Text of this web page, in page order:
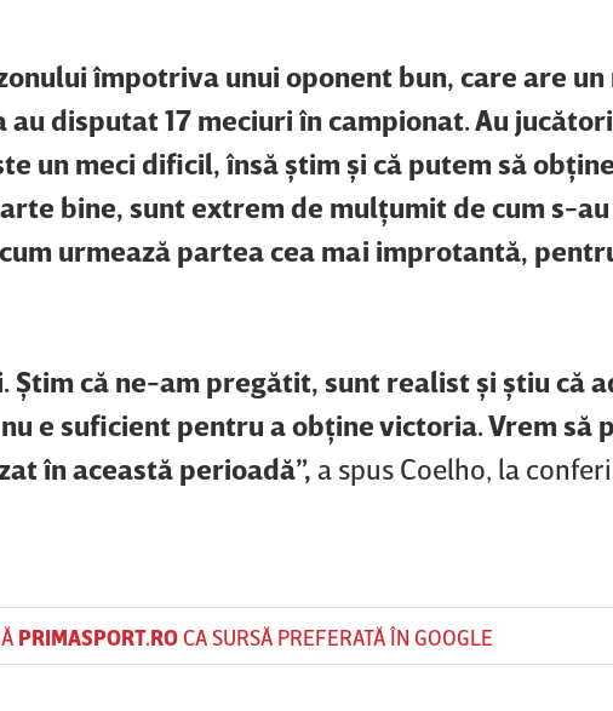
împotriva unui oponent bun, care are
disputat 17 meciuri în campionat. Au
un meci dificil, însă ştim şi că putem să
bine, sunt extrem de mulţumit de cum s-au
urmează partea cea mai improtantă,
Ştim că ne-am pregătit, sunt realist şi ştiu că
e suficient pentru a obţine victoria. Vrem să
în această perioadă”, a spus Coelho, la
PRIMASPORT.ROCA SURSĂ PREFERATĂ ÎN GOOGLE